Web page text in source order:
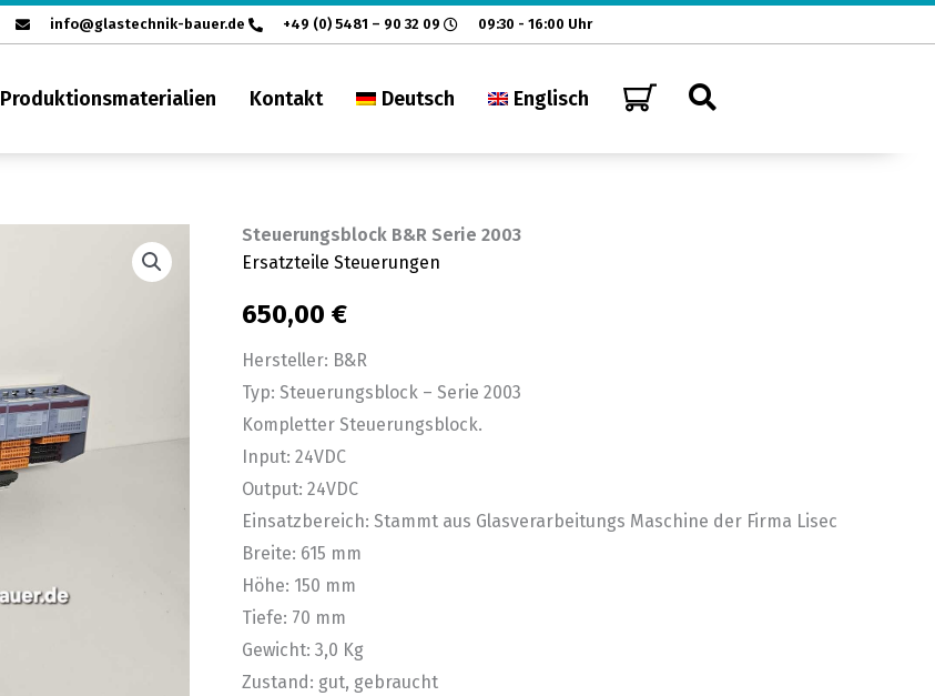
info@glastechnik-bauer.de +49 (0) 5481 – 90 32 09 09:30 - 16:00 Uhr
Produktionsmaterialien Kontakt Deutsch Englisch
Steuerungsblock B&R Serie 2003
Ersatzteile Steuerungen
650,00 €
Hersteller: B&R
Typ: Steuerungsblock – Serie 2003
Kompletter Steuerungsblock.
Input: 24VDC
Output: 24VDC
Einsatzbereich: Stammt aus Glasverarbeitungs Maschine der Firma Lisec
Breite: 615 mm
Höhe: 150 mm
Tiefe: 70 mm
Gewicht: 3,0 Kg
Zustand: gut, gebraucht
Steuerungsblock
B&R
Serie
Menge